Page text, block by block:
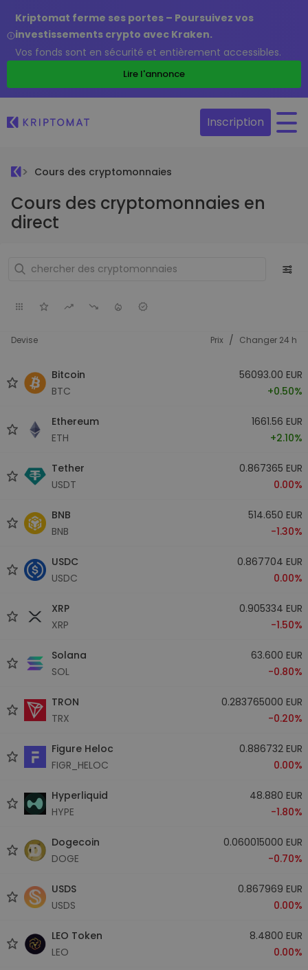
Kriptomat ferme ses portes – Poursuivez vos
investissements crypto avec Kraken.
Vos fonds sont en sécurité et entièrement accessibles.
Lire l'annonce
Inscription
Cours des cryptomonnaies
Cours des cryptomonnaies en
direct
Devise Prix / Changer 24 h
Bitcoin
BTC
56093.00 EUR
+0.50%
Ethereum
ETH
1661.56 EUR
+2.10%
Tether
USDT
0.867365 EUR
0.00%
BNB
BNB
514.650 EUR
-1.30%
USDC
USDC
0.867704 EUR
0.00%
XRP
XRP
0.905334 EUR
-1.50%
Solana
SOL
63.600 EUR
-0.80%
TRON
TRX
0.283765000 EUR
-0.20%
Figure Heloc
FIGR_HELOC
0.886732 EUR
0.00%
Hyperliquid
HYPE
48.880 EUR
-1.80%
Dogecoin
DOGE
0.060015000 EUR
-0.70%
USDS
USDS
0.867969 EUR
0.00%
LEO Token
LEO
8.4800 EUR
0.00%